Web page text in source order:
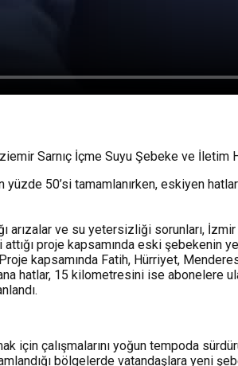
Sarnıç İçme Suyu Şebeke ve İletim
50’si tamamlanırken, eskiyen
ve su yetersizliği sorunları,
proje kapsamında eski şebekenin
kapsamında Fatih, Hürriyet,
15 kilometresini ise abonelere
için çalışmalarını yoğun tempoda
bölgelerde vatandaşlara yeni